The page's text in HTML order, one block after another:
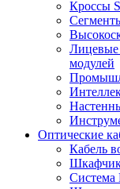
Кроссы
Лицевые
модулей
Оптические
Кабель
Система